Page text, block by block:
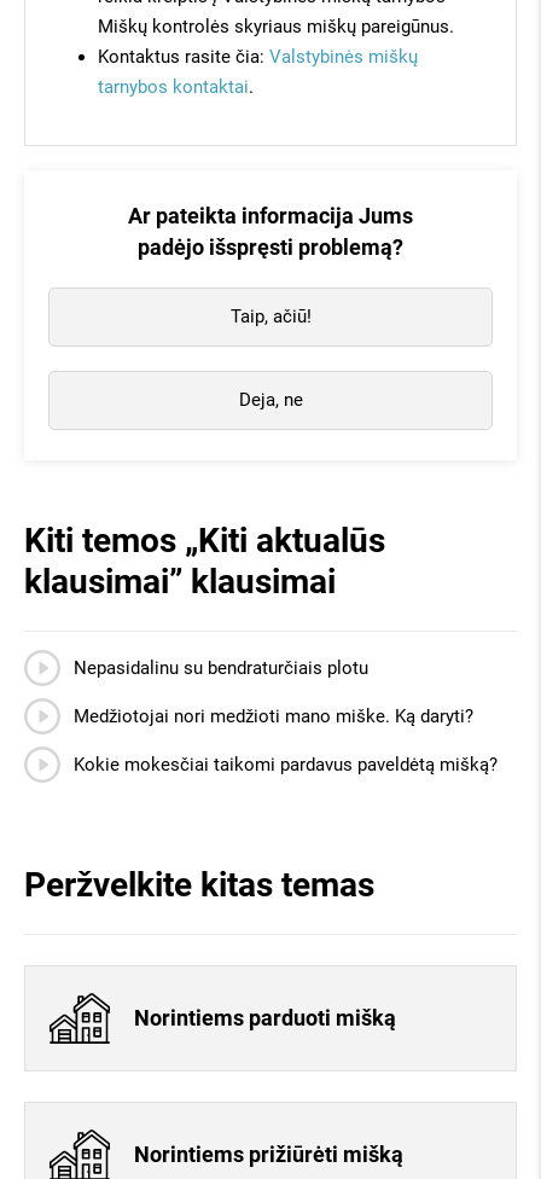
Miškų kontrolės skyriaus miškų pareigūnus.
Kontaktus rasite čia: Valstybinės miškų
tarnybos kontaktai.
Ar pateikta informacija Jums
padėjo išspręsti problemą?
Taip, ačiū!
Deja, ne
Kiti temos „Kiti aktualūs
klausimai” klausimai
Nepasidalinu su bendraturčiais plotu
Medžiotojai nori medžioti mano miške. Ką daryti?
Kokie mokesčiai taikomi pardavus paveldėtą mišką?
Peržvelkite kitas temas
Norintiems parduoti mišką
Norintiems prižiūrėti mišką
kainas, o visą informaciją apie jų
kainų pasiūlymus iškart gausite
el. paštu, bei SMS žinutėmis!
Miško savininkams - nemokamai!
7 dienas įmonės varžysis dėl Jūsų miško
Kainų pasiūlymus gausite SMS žinute
Daugiau nei 400 miškininkystės įmonių